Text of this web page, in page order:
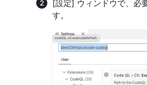
[設定] ウィンドウで、必
す。